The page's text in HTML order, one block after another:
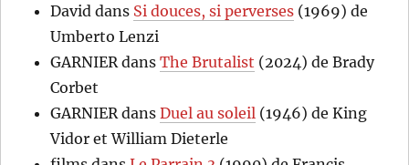
David dans Si douces, si perverses (1969) de
Umberto Lenzi
GARNIER dansThe Brutalist (2024) de Brady
Corbet
GARNIER dansDuel au soleil (1946) de King
Vidor et William Dieterle